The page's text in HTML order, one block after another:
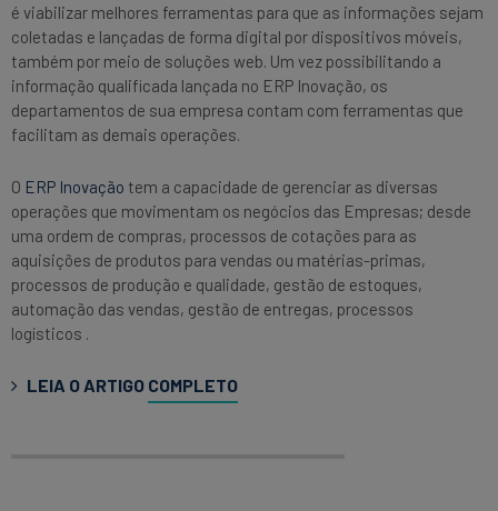
é viabilizar melhores ferramentas para que as informações sejam
coletadas e lançadas de forma digital por dispositivos móveis,
também por meio de soluções web. Um vez possibilitando a
informação qualificada lançada no ERP Inovação, os
departamentos de sua empresa contam com ferramentas que
facilitam as demais operações.
O ERP Inovação tem a capacidade de gerenciar as diversas
operações que movimentam os negócios das Empresas; desde
uma ordem de compras, processos de cotações para as
aquisições de produtos para vendas ou matérias-primas,
processos de produção e qualidade, gestão de estoques,
automação das vendas, gestão de entregas, processos
logísticos .
LEIA O ARTIGO COMPLETO